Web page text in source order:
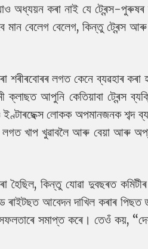
অধ্যয়ন কৰা নাই যে ট্ৰেন্স-পুৰুষৰ
বেলেগ বেলেগ, কিন্তু ট্ৰেন্স
লগত কেনে ব্যৱহাৰ কৰা
আপুনি কেতিয়াবা ট্ৰেন্স
লোকক অপমানজনক শব্দ
লগত খাপ খুৱাবলৈ আৰু বেয়া আৰু
হৈছিল, কিন্তু যোৱা দুবছৰত
ৰাইটছত আবেদন দাখিল কৰাৰ
সমাপ্ত কৰে। তেওঁ কয়,